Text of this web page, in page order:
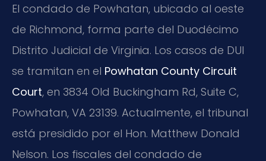
El condado de Powhatan, ubicado al oeste
de Richmond, forma parte del Duodécimo
Distrito Judicial de Virginia. Los casos de DUI
se tramitan en el Powhatan County Circuit
Court, en 3834 Old Buckingham Rd, Suite C,
Powhatan, VA 23139. Actualmente, el tribunal
está presidido por el Hon. Matthew Donald
Nelson. Los fiscales del condado de